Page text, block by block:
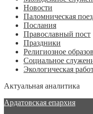
Новости
Паломническая
Послания
Православный пост
Праздники
Религиозное
Социальное
Экологическая
Актуальная аналитика
Ардатовская епархия